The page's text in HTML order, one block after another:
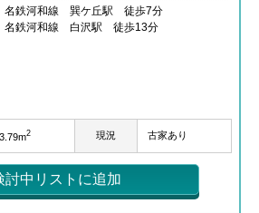
名鉄河和線 巽ケ丘駅 徒歩7分
名鉄河和線 白沢駅 徒歩13分
2 現況 古家あり
討中リストに追加